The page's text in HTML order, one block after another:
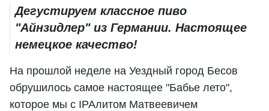
Дегустируем классное пиво
"Айнзидлер" из Германии. Настоящее
немецкое качество!
На прошлой неделе на Уездный город Бесов
обрушилось самое настоящее "Бабье лето",
которое мы с IPAлитом Матвеевичем